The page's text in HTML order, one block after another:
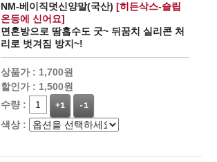
NM-베이직덧신양말(국산) [히든삭스-슬립
온등에 신어요]
면혼방으로 땀흡수도 굿~ 뒤꿈치 실리콘 처
리로 벗겨짐 방지~!
상품가 : 1,700원
할인가 : 1,500원
수량 :
+1 -1
색상 :